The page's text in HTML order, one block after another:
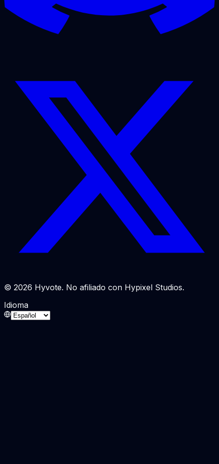
© 2026 Hyvote. No afiliado con Hypixel Studios.
Idioma